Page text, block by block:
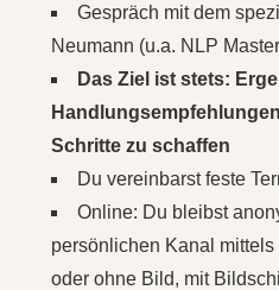
Gespräch mit dem
Neumann (u.a. NLP
Das Ziel ist stets:
Schritte zu schaffen
Du vereinbarst feste
Online: Du bleibst
persönlichen Kanal
oder ohne Bild, mit